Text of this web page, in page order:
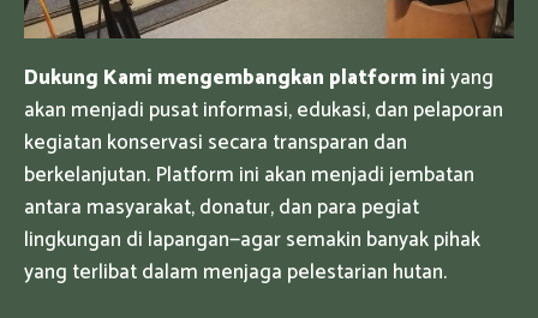
Dukung Kami mengembangkan platform iniyang
akan menjadi pusat informasi, edukasi, dan pelaporan
kegiatan konservasi secara transparan dan
berkelanjutan. Platform ini akan menjadi jembatan
antara masyarakat, donatur, dan para pegiat
lingkungan di lapangan—agar semakin banyak pihak
yang terlibat dalam menjaga pelestarian hutan.